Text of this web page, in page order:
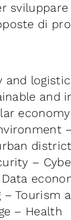
sviluppare
di
and
and
–
Tourism
– Health